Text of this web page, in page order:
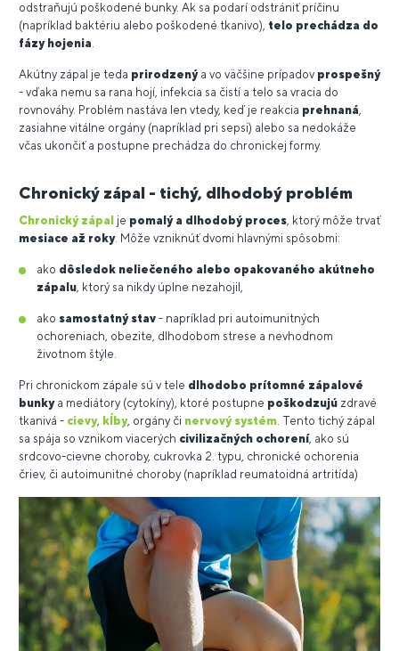
odstraňujú poškodené bunky. Ak sa podarí odstrániť príčinu
(napríklad baktériu alebo poškodené tkanivo), telo prechádza do
fázy hojenia.
Akútny zápal je teda prirodzenýa vo väčšine prípadov prospešný
- vďaka nemu sa rana hojí, infekcia sa čistí a telo sa vracia do
rovnováhy. Problém nastáva len vtedy, keď je reakcia prehnaná,
zasiahne vitálne orgány (napríklad pri sepsi) alebo sa nedokáže
včas ukončiť a postupne prechádza do chronickej formy.
Chronický zápal - tichý, dlhodobý problém
Chronický zápal je pomalý a dlhodobý proces, ktorý môže trvať
mesiace až roky. Môže vzniknúť dvomi hlavnými spôsobmi:
ako dôsledok neliečeného alebo opakovaného akútneho
zápalu, ktorý sa nikdy úplne nezahojil,
ako samostatný stav - napríklad pri autoimunitných
ochoreniach, obezite, dlhodobom strese a nevhodnom
životnom štýle.
Pri chronickom zápale sú v tele dlhodobo prítomné zápalové
bunkya mediátory (cytokíny), ktoré postupne poškodzujú zdravé
tkanivá - cievy, kĺby, orgány či nervový systém. Tento tichý zápal
sa spája so vznikom viacerých civilizačných ochorení, ako sú
srdcovo-cievne choroby, cukrovka 2. typu, chronické ochorenia
čriev, či autoimunitné choroby (napríklad reumatoidná artritída)